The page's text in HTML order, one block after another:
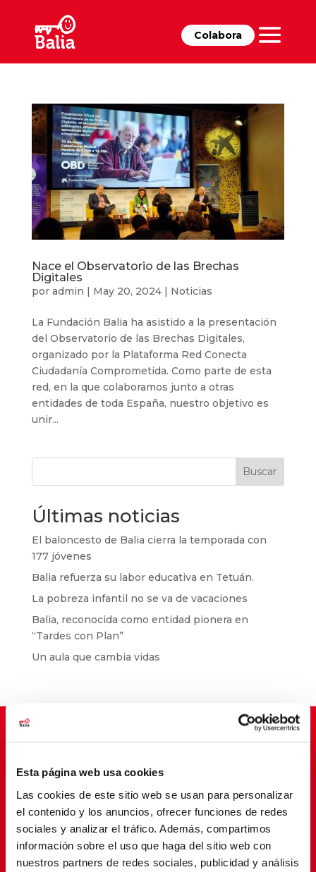
Esta página web usa cookies
Las cookies de este sitio web se usan para personalizar
el contenido y los anuncios, ofrecer funciones de redes
sociales y analizar el tráfico. Además, compartimos
información sobre el uso que haga del sitio web con
nuestros partners de redes sociales, publicidad y análisis
Colabora
Nace el Observatorio de las Brechas
Digitales
por admin | May 20, 2024| Noticias
La Fundación Balia ha asistido a la presentación
del Observatorio de las Brechas Digitales,
organizado por la Plataforma Red Conecta
Ciudadanía Comprometida. Como parte de esta
red, en la que colaboramos junto a otras
entidades de toda España, nuestro objetivo es
unir...
Buscar
Últimas noticias
El baloncesto de Balia cierra la temporada con
177 jóvenes
Balia refuerza su labor educativa en Tetuán.
La pobreza infantil no se va de vacaciones
Balia, reconocida como entidad pionera en
“Tardes con Plan”
Un aula que cambia vidas
Suscríbete para cambiar vidas